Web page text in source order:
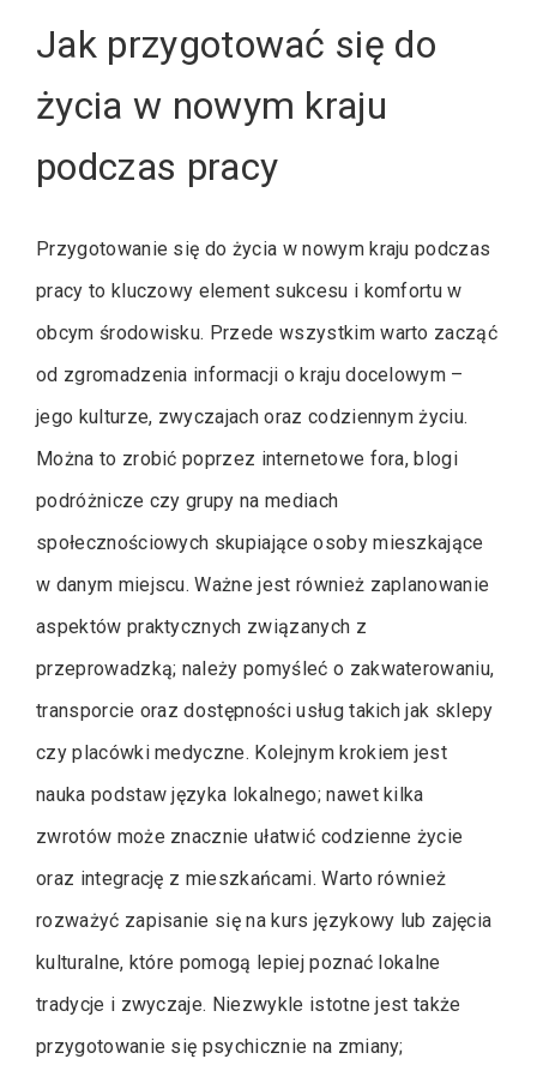
Jak przygotować się do
życia w nowym kraju
podczas pracy
Przygotowanie się do życia w nowym kraju podczas
pracy to kluczowy element sukcesu i komfortu w
obcym środowisku. Przede wszystkim warto zacząć
od zgromadzenia informacji o kraju docelowym –
jego kulturze, zwyczajach oraz codziennym życiu.
Można to zrobić poprzez internetowe fora, blogi
podróżnicze czy grupy na mediach
społecznościowych skupiające osoby mieszkające
w danym miejscu. Ważne jest również zaplanowanie
aspektów praktycznych związanych z
przeprowadzką; należy pomyśleć o zakwaterowaniu,
transporcie oraz dostępności usług takich jak sklepy
czy placówki medyczne. Kolejnym krokiem jest
nauka podstaw języka lokalnego; nawet kilka
zwrotów może znacznie ułatwić codzienne życie
oraz integrację z mieszkańcami. Warto również
rozważyć zapisanie się na kurs językowy lub zajęcia
kulturalne, które pomogą lepiej poznać lokalne
tradycje i zwyczaje. Niezwykle istotne jest także
przygotowanie się psychicznie na zmiany;